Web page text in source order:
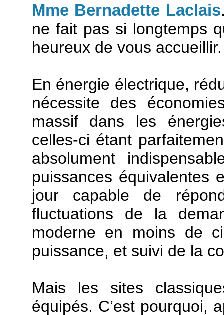
Mme Bernadette Laclais
ne fait pas si longtemps
heureux de vous accueillir.
En énergie électrique,
nécessite des
massif dans les
celles-ci étant
absolument
puissances équivalentes
jour capable de
fluctuations de la
moderne en moins de
puissance, et suivi de la
Mais les sites
équipés. C’est pourquoi,